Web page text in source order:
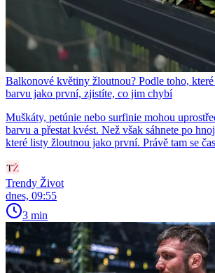
Balkonové květiny žloutnou? Podle toho,
barvu jako první, zjistíte, co jim chybí
Muškáty, petúnie nebo surfinie mohou
barvu a přestat kvést. Než však sáhnete po
které listy žloutnou jako první. Právě tam se
Trendy Život
dnes, 09:55
3 min